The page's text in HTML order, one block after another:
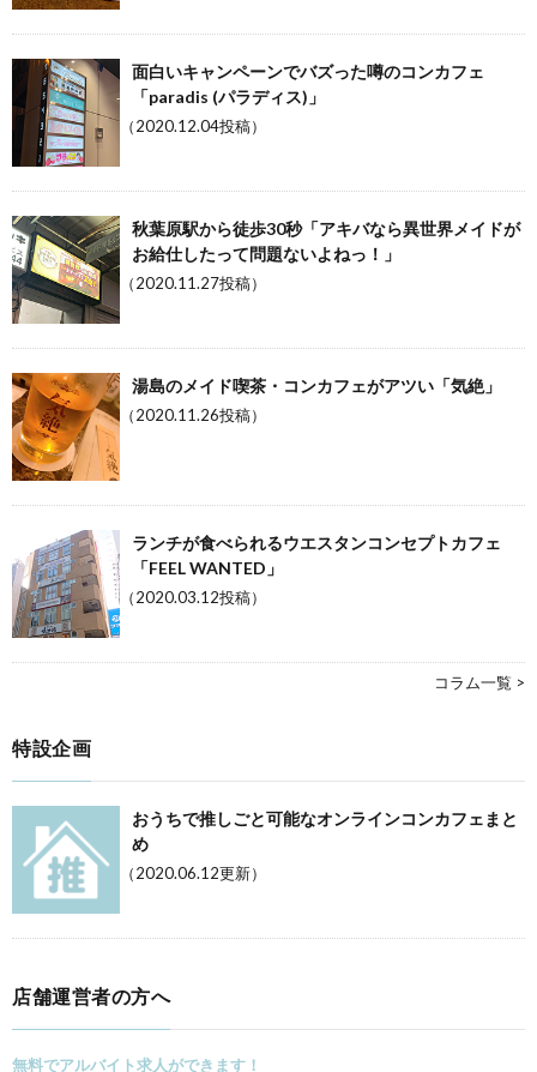
面白いキャンペーンでバズった噂のコンカフェ
「paradis (パラディス)」
（2020.12.04投稿）
秋葉原駅から徒歩30秒「アキバなら異世界メイドが
お給仕したって問題ないよねっ！」
（2020.11.27投稿）
湯島のメイド喫茶・コンカフェがアツい「気絶」
（2020.11.26投稿）
ランチが食べられるウエスタンコンセプトカフェ
「FEEL WANTED」
（2020.03.12投稿）
コラム一覧 >
特設企画
おうちで推しごと可能なオンラインコンカフェまと
め
（2020.06.12更新）
店舗運営者の方へ
無料でアルバイト求人ができます！